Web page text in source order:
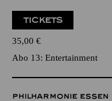
TICKETS
35,00 €
Abo 13: Entertainment
PHILHARMONIE ESSEN